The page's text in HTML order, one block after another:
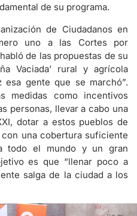
de su programa.
de Ciudadanos en
uno a las Cortes por
de las propuestas de su
Vaciada’ rural y agrícola
gente que se marchó”.
medidas como incentivos
personas, llevar a cabo una
dotar a estos pueblos de
una cobertura suficiente
todo el mundo y un gran
es que “llenar poco a
salga de la ciudad a los